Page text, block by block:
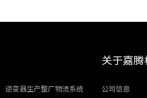
逆变器生产整厂物流系统
关于嘉腾
公司信息